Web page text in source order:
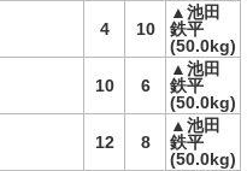
4 10
▲池田
鉄平
(50.0kg)
10 6
▲池田
鉄平
(50.0kg)
12 8
▲池田
鉄平
(50.0kg)